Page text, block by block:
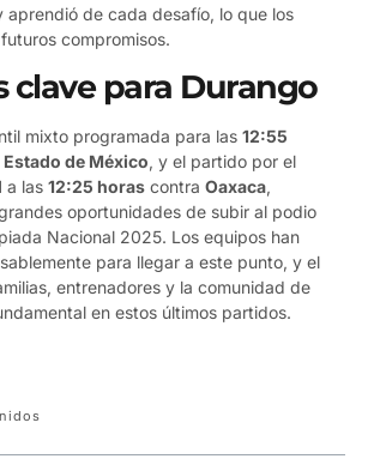
aprendió de cada desafío, lo que los
compromisos.
clave para Durango
mixto programada para las 12:55
Estado de México, y el partido por el
a las 12:25 horas contra Oaxaca,
oportunidades de subir al podio
Nacional 2025. Los equipos han
para llegar a este punto, y el
entrenadores y la comunidad de
en estos últimos partidos.